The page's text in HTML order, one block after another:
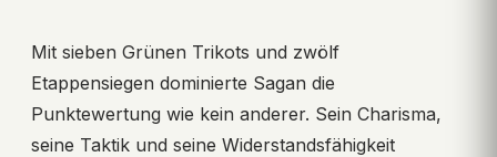
Mit sieben Grünen Trikots und zwölf
Etappensiegen dominierte Sagan die
Punktewertung wie kein anderer. Sein Charisma,
seine Taktik und seine Widerstandsfähigkeit